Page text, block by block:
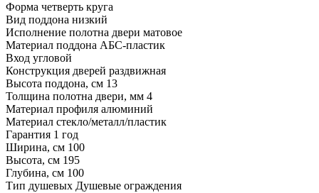
Форма четверть круга
Вид поддона низкий
Исполнение полотна двери матовое
Материал поддона АБС-пластик
Вход угловой
Конструкция дверей раздвижная
Высота поддона, см 13
Толщина полотна двери, мм 4
Материал профиля алюминий
Материал стекло/металл/пластик
Гарантия 1 год
Ширина, см 100
Высота, см 195
Глубина, см 100
Тип душевых Душевые ограждения